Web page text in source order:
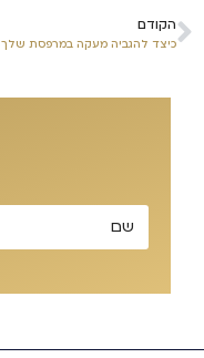
הקודם
כיצד להגביה מעקה במרפסת שלך
שם